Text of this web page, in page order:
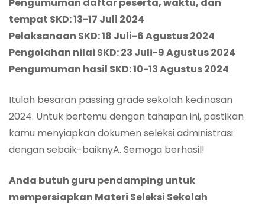
Pengumuman daftar peserta, waktu, dan
tempat SKD: 13-17 Juli 2024
Pelaksanaan SKD: 18 Juli-6 Agustus 2024
Pengolahan nilai SKD: 23 Juli-9 Agustus 2024
Pengumuman hasil SKD: 10-13 Agustus 2024
Itulah besaran passing grade sekolah kedinasan
2024. Untuk bertemu dengan tahapan ini, pastikan
kamu menyiapkan dokumen seleksi administrasi
dengan sebaik-baiknyA. Semoga berhasil!
Anda butuh guru pendamping untuk
mempersiapkan Materi Seleksi Sekolah